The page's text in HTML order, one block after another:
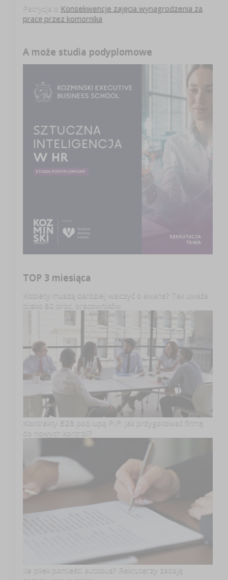
Patrycja o Konsekwencje zajęcia wynagrodzenia za
pracę przez komornika
A może studia podyplomowe
TOP 3 miesiąca
Kobiety muszą bardziej walczyć o awans? Tak uważa
blisko 80 proc. pracowników
Kontrakty B2B pod lupą PIP. Jak przygotować firmę
do nowych kontroli?
Ile piłek pomieści autobus? Rekruterzy zadają